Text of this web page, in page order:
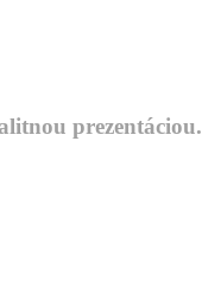
prezentáciou.